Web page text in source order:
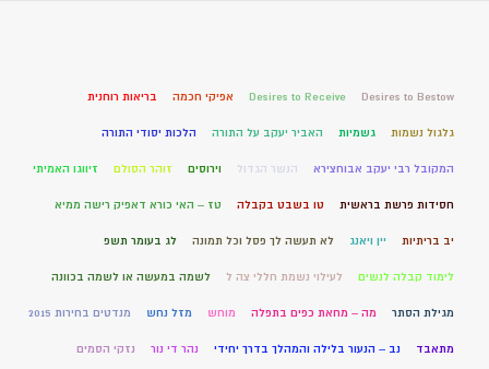
Desires to Bestow
Desires to Receive אפיקי חכמה בריאות רוחנית
גלגול נשמות גשמיות האביר יעקב על התורה הלכות יסודי התורה
המקובל רבי יעקב אבוחצירא הנשר הגדול וירוסים זוהר הסולם זיווגו האמיתי
חסידות פרשת בראשית טו בשבט בקבלה טז – האי כורא דאפיק רישה ממיא
יב בריתיות יין ויאנג לא תעשה לך פסל וכל תמונה לג בעומר תשפ
לימוד קבלה לנשים לעילוי נשמת חללי צה ל לשמה במעשה או לשמה בכוונה
מגילת הסתר מה – מחאת כפים בתפלה מוחש מזל נחש מנדטים בחירות 2015
מתאבד נב – הנעור בלילה והמהלך בדרך יחידי נהר די נור נזקי הסמים